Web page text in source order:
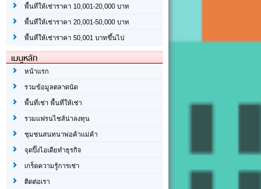
พื้นที่ให้เช่าราคา 10,001-20,000 บาท
พื้นที่ให้เช่าราคา 20,001-50,000 บาท
พื้นที่ให้เช่าราคา 50,001 บาทขึ้นไป
เมนูหลัก
หน้าแรก
รวมข้อมูลตลาดนัด
พื้นที่เช่า พื้นที่ให้เช่า
รวมแฟรนไชส์น่าลงทุน
ชุมชนสนทนาพ่อค้าแม่ค้า
จุดปิ๊งไอเดียทำธุรกิจ
เกร็ดความรู้การเช่า
ติดต่อเรา